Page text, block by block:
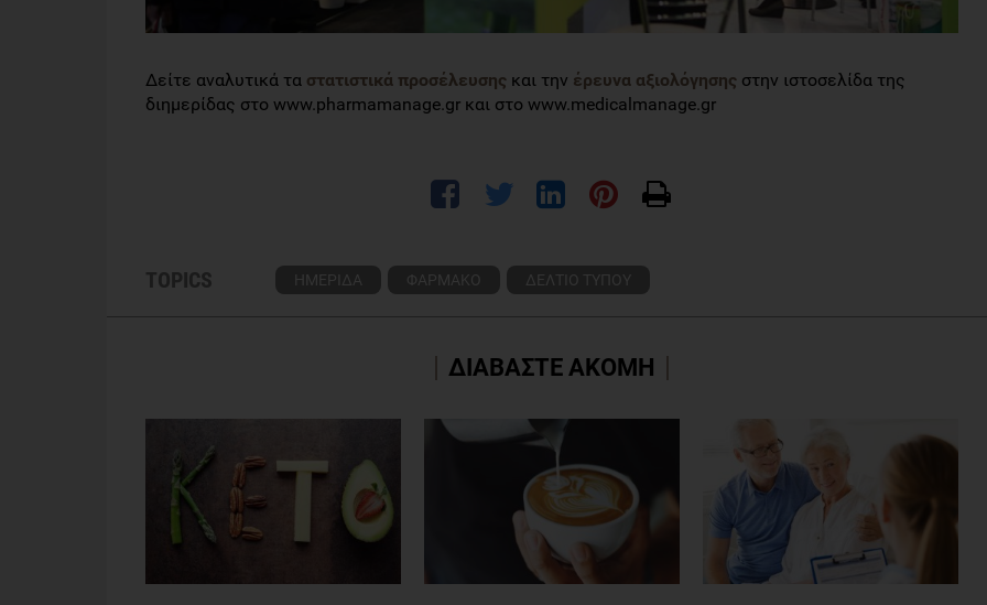
Δείτε αναλυτικά τα στατιστικά προσέλευσης και την έρευνα αξιολόγησης στην ιστοσελίδα της
διημερίδας στο www.pharmamanage.gr και στο www.medicalmanage.gr
TOPICS ΗΜΕΡΙΔΑ ΦΑΡΜΑΚΟ ΔΕΛΤΙΟ ΤΥΠΟΥ
ΔΙΑΒΑΣΤΕ ΑΚΟΜΗ